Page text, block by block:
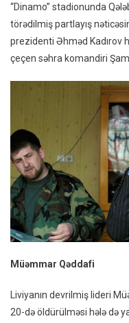
“Dinamo” stadionunda
törədilmiş partlayış
prezidenti Əhməd Kadırov
çeçen səhra komandiri
Müəmmar Qəddafi
Liviyanın devrilmiş lideri
20-də öldürülməsi hələ də